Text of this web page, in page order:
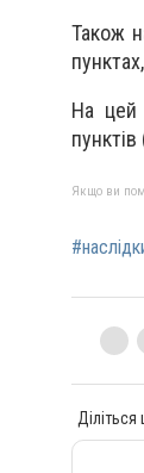
Також
На цей
Якщо ви